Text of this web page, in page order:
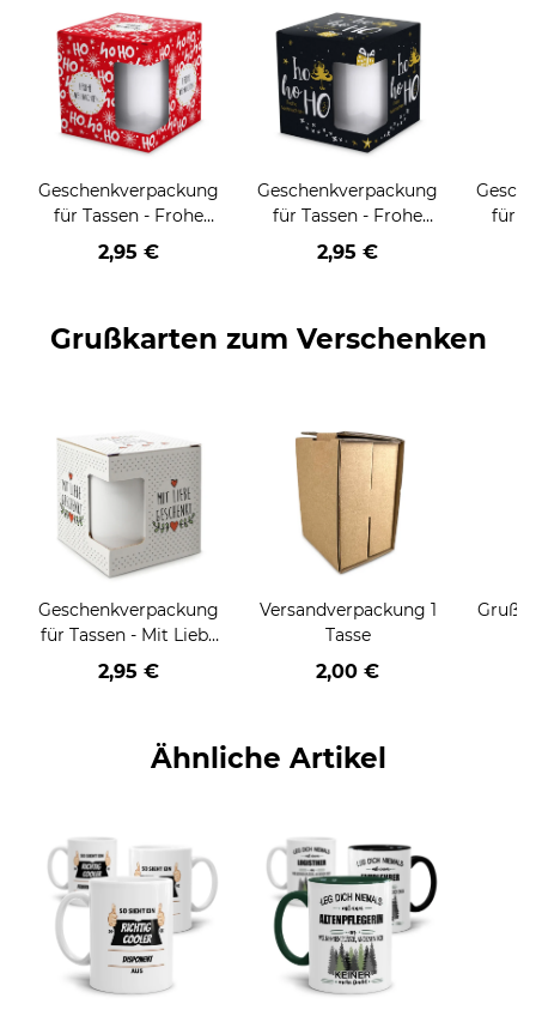
Geschenkverpackung
für Tassen - Frohe
Weihnachten - HO
HO HO - rot
2,95 €
Geschenkverpackung
für Tassen - Frohe
Weihnachten - HO
HO HO - schwarz
2,95 €
für
Grußkarten zum Verschenken
Geschenkverpackung
für Tassen - Mit Liebe
geschenkt
2,95 €
Versandverpackung 1
Tasse
2,00 €
Ähnliche Artikel